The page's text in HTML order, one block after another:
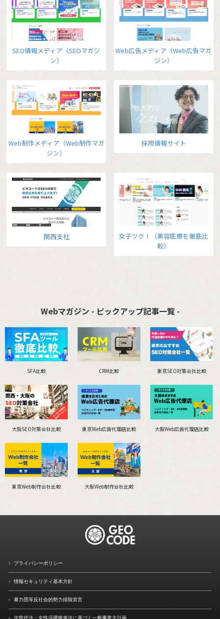
SEO情報メディア（SEOマガジ
ン）
Web広告メディア（Web広告マガ
ジン）
Web制作メディア（Web制作マガ
ジン）
採用情報サイト
関西支社
女子ツク！（美容医療を徹底比
較）
Webマガジン - ピックアップ記事一覧 -
SFA比較 CRM比較 東京SEO対策会社比較
大阪SEO対策会社比較 東京Web広告代理店比較 大阪Web広告代理店比較
東京Web制作会社比較 大阪Web制作会社比較
プライバシーポリシー
情報セキュリティ基本方針
暴力団等反社会的勢力排除宣言
次世代法・女性活躍推進法に基づく一般事業主計画